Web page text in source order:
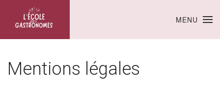
MENU
Mentions légales